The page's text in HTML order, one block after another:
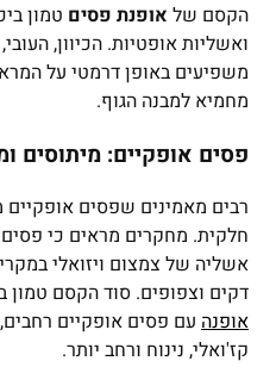
הקסם של אופנת פסים טמון
ואשליות אופטיות. הכיוון,
משפיעים באופן דרמטי על
מחמיא למבנה הגוף.
פסים אופקיים: מיתוסים
רבים מאמינים שפסים אופקיים
חלקית. מחקרים מראים כי פסים
אשליה של צמצום ויזואלי
דקים וצפופים. סוד הקסם טמון
אופנה עם פסים אופקיים
קז'ואלי, נינוח ורחב יותר.